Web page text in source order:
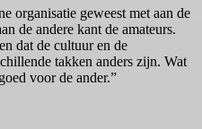
organisatie geweest met aan de
de andere kant de amateurs.
dat de cultuur en de
takken anders zijn. Wat
voor de ander.”